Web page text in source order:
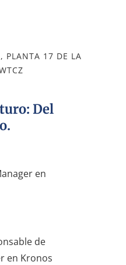
PLANTA 17 DE LA
Del
en
de
en Kronos